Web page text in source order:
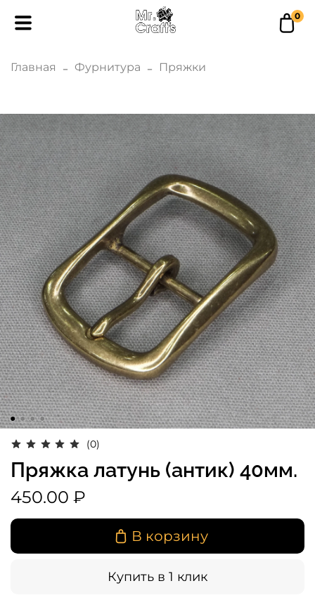
0
Главная Фурнитура Пряжки
(0)
Пряжка латунь (антик) 40мм.
450.00 ₽
В корзину
Купить в 1 клик